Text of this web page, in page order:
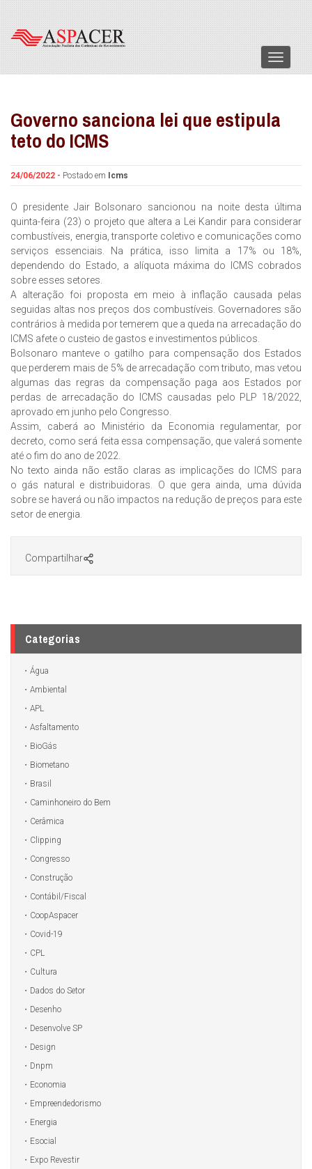
Menu
Governo sanciona lei que estipula
teto do ICMS
24/06/2022 - Postado em Icms
O presidente Jair Bolsonaro sancionou na noite desta última
quinta-feira (23) o projeto que altera a Lei Kandir para considerar
combustíveis, energia, transporte coletivo e comunicações como
serviços essenciais. Na prática, isso limita a 17% ou 18%,
dependendo do Estado, a alíquota máxima do ICMS cobrados
sobre esses setores.
A alteração foi proposta em meio à inflação causada pelas
seguidas altas nos preços dos combustíveis. Governadores são
contrários à medida por temerem que a queda na arrecadação do
ICMS afete o custeio de gastos e investimentos públicos.
Bolsonaro manteve o gatilho para compensação dos Estados
que perderem mais de 5% de arrecadação com tributo, mas vetou
algumas das regras da compensação paga aos Estados por
perdas de arrecadação do ICMS causadas pelo PLP 18/2022,
aprovado em junho pelo Congresso.
Assim, caberá ao Ministério da Economia regulamentar, por
decreto, como será feita essa compensação, que valerá somente
até o fim do ano de 2022.
No texto ainda não estão claras as implicações do ICMS para
o gás natural e distribuidoras. O que gera ainda, uma dúvida
sobre se haverá ou não impactos na redução de preços para este
setor de energia.
Compartilhar
Categorias
Água
Ambiental
APL
Asfaltamento
BioGás
Biometano
Brasil
Caminhoneiro do Bem
Cerâmica
Clipping
Congresso
Construção
Contábil/Fiscal
CoopAspacer
Covid-19
CPL
Cultura
Dados do Setor
Desenho
Desenvolve SP
Design
Dnpm
Economia
Empreendedorismo
Energia
Esocial
Expo Revestir